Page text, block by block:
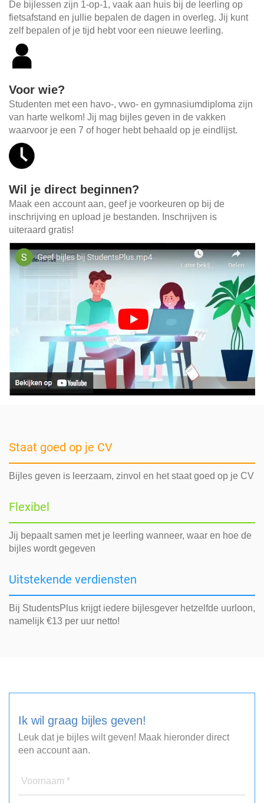
De bijlessen zijn 1-op-1, vaak aan huis bij de leerling op
fietsafstand en jullie bepalen de dagen in overleg. Jij kunt
zelf bepalen of je tijd hebt voor een nieuwe leerling.
Voor wie?
Studenten met een havo-, vwo- en gymnasiumdiploma zijn
van harte welkom! Jij mag bijles geven in de vakken
waarvoor je een 7 of hoger hebt behaald op je eindlijst.
Wil je direct beginnen?
Maak een account aan, geef je voorkeuren op bij de
inschrijving en upload je bestanden. Inschrijven is
uiteraard gratis!
Staat goed op je CV
Bijles geven is leerzaam, zinvol en het staat goed op je CV
Flexibel
Jij bepaalt samen met je leerling wanneer, waar en hoe de
bijles wordt gegeven
Uitstekende verdiensten
Bij StudentsPlus krijgt iedere bijlesgever hetzelfde uurloon,
namelijk €13 per uur netto!
Ik wil graag bijles geven!
Leuk dat je bijles wilt geven! Maak hieronder direct
een account aan.
Voornaam *